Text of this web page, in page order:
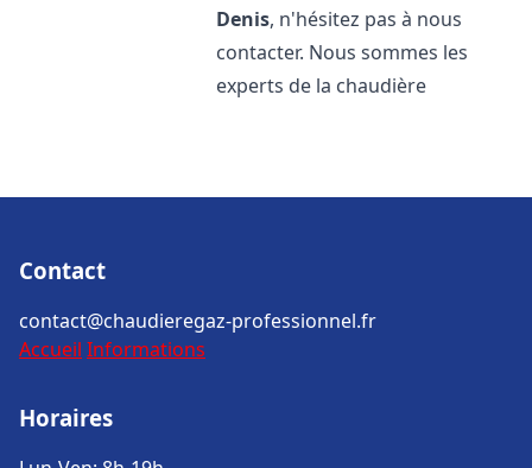
Denis, n'hésitez pas à nous
contacter. Nous sommes les
experts de la chaudière
Contact
contact@chaudieregaz-professionnel.fr
Accueil Informations
Horaires